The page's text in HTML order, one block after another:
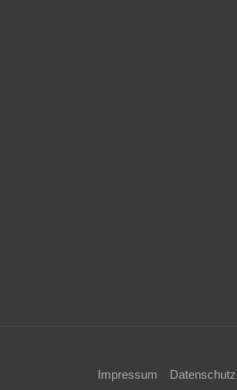
Impressum